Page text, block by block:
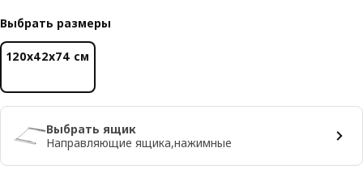
Выбрать размеры
120x42x74 см
Выбрать ящик
Направляющие ящика,нажимные